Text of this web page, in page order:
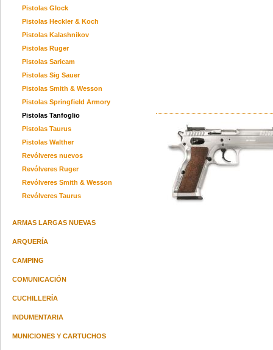
Aos Coyote
Pistolas Glock
Pistolas Heckler & Koch
Pistolas Kalashnikov
Pistolas Ruger
Pistolas Saricam
Pistolas Sig Sauer
Pistolas Smith & Wesson
Pistolas Springfield Armory
Pistolas Tanfoglio
Pistolas Taurus
Pistolas Walther
Revólveres nuevos
Revólveres Ruger
Revólveres Smith & Wesson
Revólveres Taurus
ARMAS LARGAS NUEVAS
ARQUERÍA
CAMPING
COMUNICACIÓN
CUCHILLERÍA
INDUMENTARIA
MUNICIONES Y CARTUCHOS